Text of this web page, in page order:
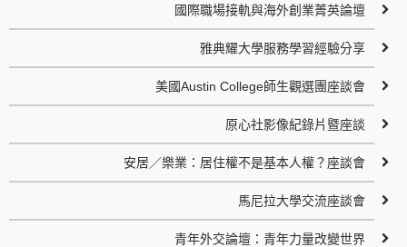
國際職場接軌與海外創業菁英論壇
雅典耀大學服務學習經驗分享
美國Austin College師生觀選團座談會
原心社影像紀錄片暨座談
安居／樂業：居住權不是基本人權？座談會
馬尼拉大學交流座談會
青年外交論壇：青年力量改變世界